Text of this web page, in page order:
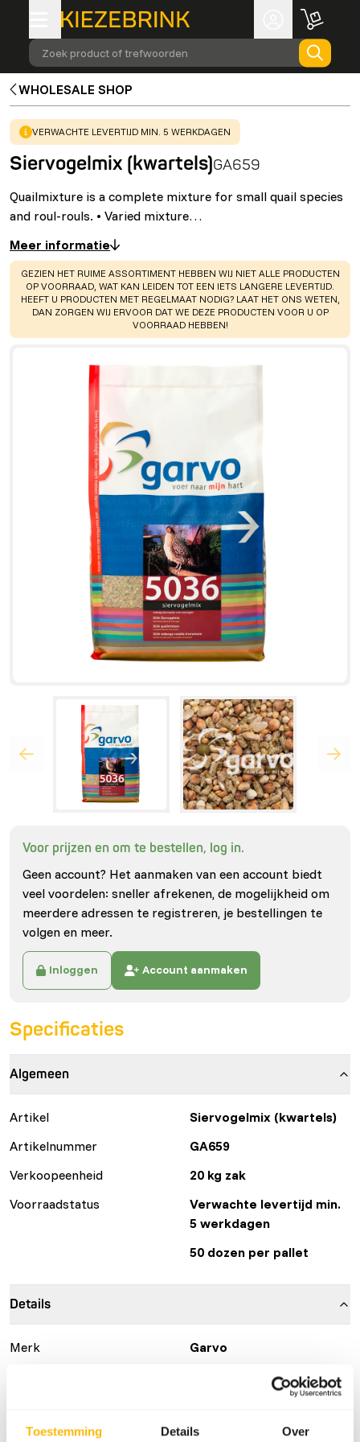
Toestemming Details Over
Zoek product of trefwoorden
WHOLESALE SHOP
WARNING:
VERWACHTE LEVERTIJD MIN. 5 WERKDAGEN
Siervogelmix (kwartels)GA659
Quailmixture is a complete mixture for small quail species
and roul-rouls. • Varied mixture…
Meer informatie
WARNING:
GEZIEN HET RUIME ASSORTIMENT HEBBEN WIJ NIET ALLE PRODUCTEN
OP VOORRAAD, WAT KAN LEIDEN TOT EEN IETS LANGERE LEVERTIJD.
HEEFT U PRODUCTEN MET REGELMAAT NODIG? LAAT HET ONS WETEN,
DAN ZORGEN WIJ ERVOOR DAT WE DEZE PRODUCTEN VOOR U OP
VOORRAAD HEBBEN!
Voor prijzen en om te bestellen, log in.
Geen account? Het aanmaken van een account biedt
veel voordelen: sneller afrekenen, de mogelijkheid om
meerdere adressen te registreren, je bestellingen te
volgen en meer.
Inloggen Account aanmaken
Specificaties
Algemeen
Artikel
Siervogelmix (kwartels)
Artikelnummer
GA659
Verkoopeenheid
20 kg zak
Voorraadstatus
Verwachte levertijd min.
5 werkdagen
50 dozen per pallet
Details
Merk Garvo